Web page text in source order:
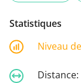
Statistiques
Niveau
Distance: